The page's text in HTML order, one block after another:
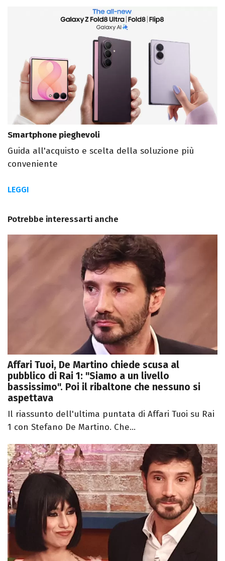
Smartphone pieghevoli
Guida all'acquisto e scelta della soluzione più
conveniente
LEGGI
Potrebbe interessarti anche
Affari Tuoi, De Martino chiede scusa al
pubblico di Rai 1: "Siamo a un livello
bassissimo". Poi il ribaltone che nessuno si
aspettava
Il riassunto dell'ultima puntata di Affari Tuoi su Rai
1 con Stefano De Martino. Che...